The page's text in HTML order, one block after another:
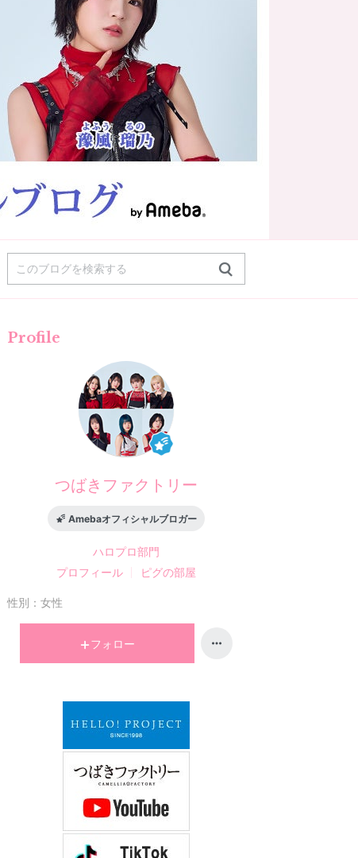
Profile
つばきファクトリー
Amebaオフィシャルブロガー
ハロプロ部門
プロフィール
ピグの部屋
性別： 女性
フォロー